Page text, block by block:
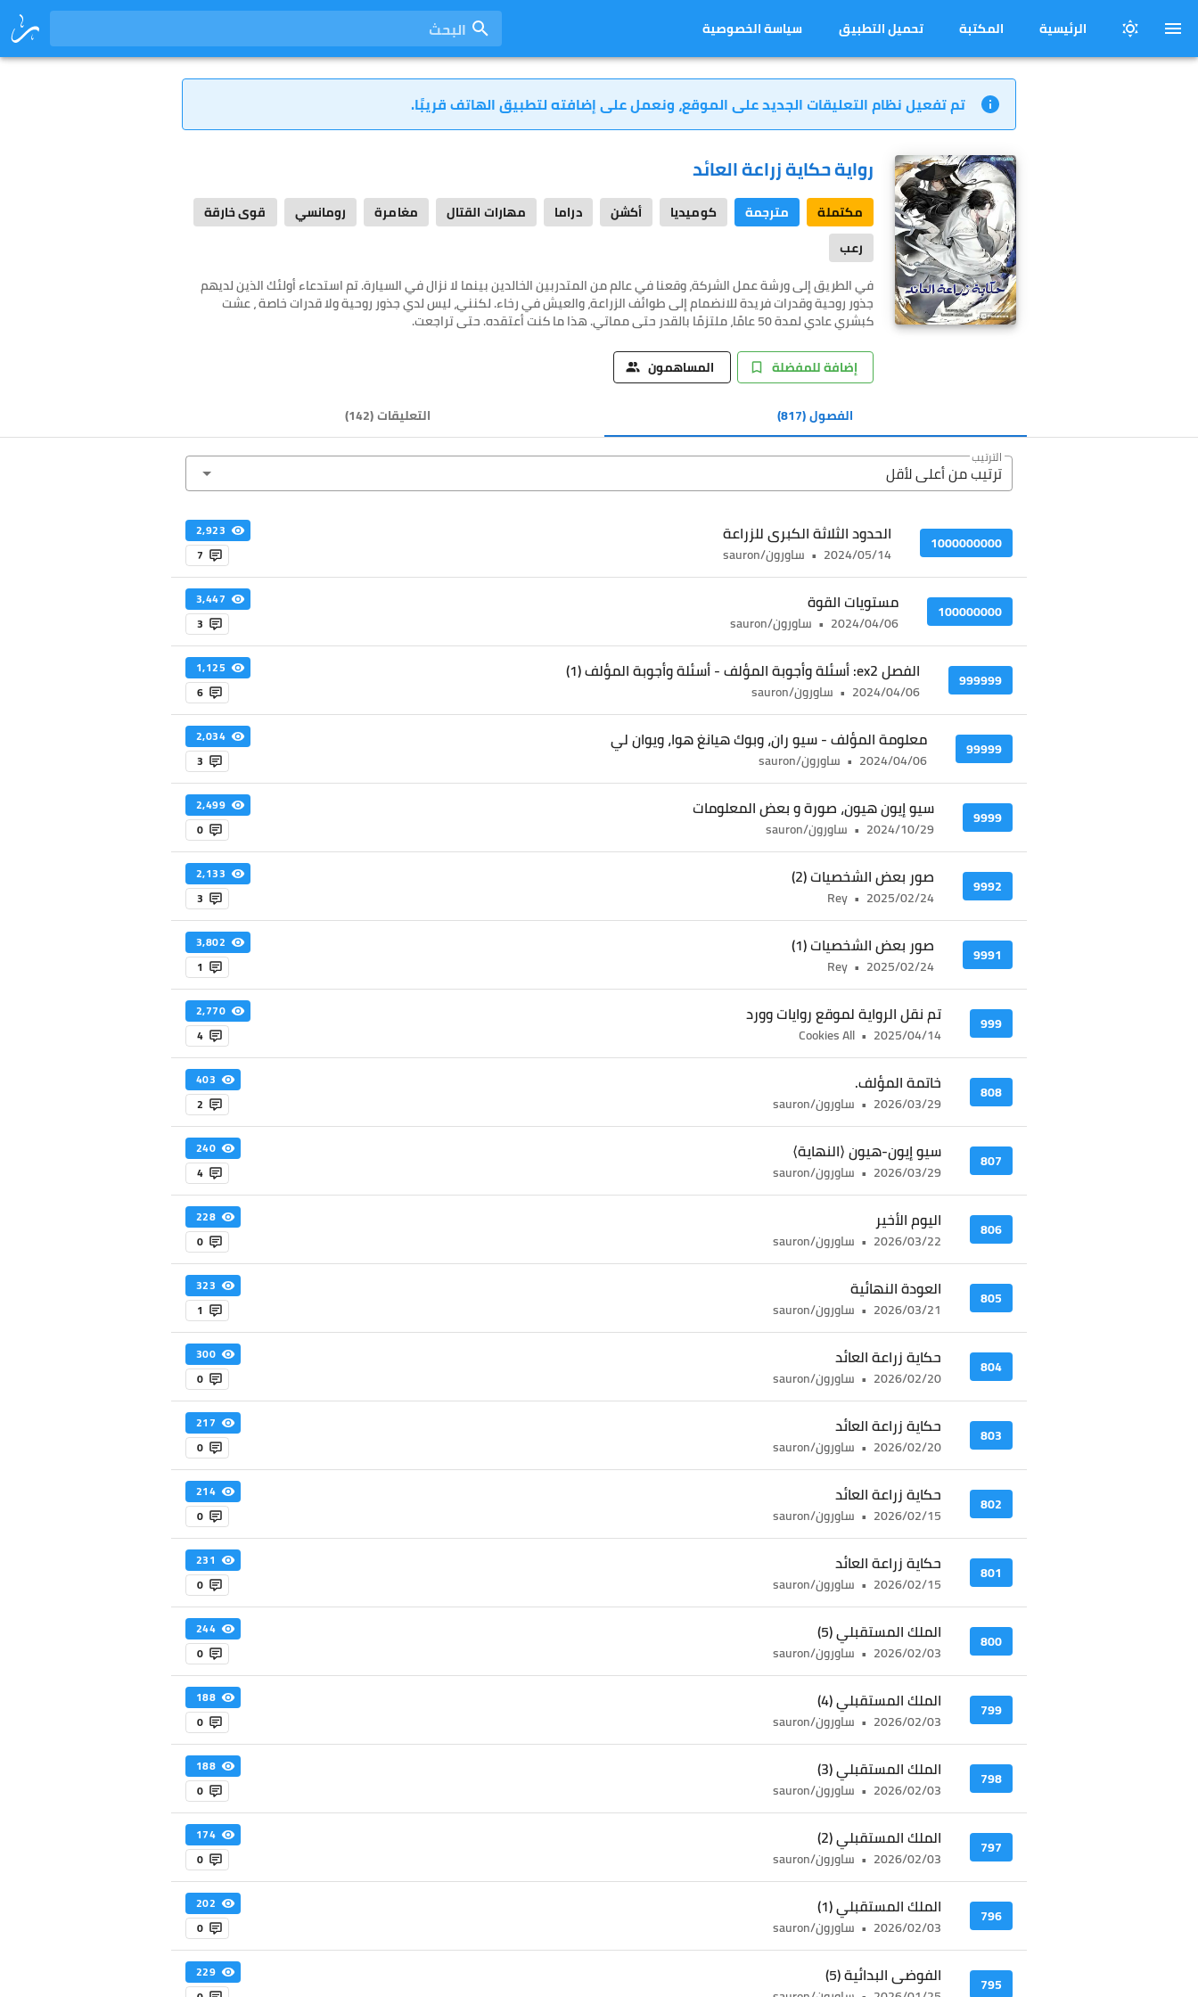
الرئيسية المكتبة تحميل التطبيق سياسة الخصوصية البحث
تم تفعيل نظام التعليقات الجديد على الموقع، ونعمل على إضافته لتطبيق الهاتف قريبًا.
رواية حكاية زراعة العائد
مكتملة مترجمة كوميديا أكشن دراما مهارات القتال مغامرة رومانسي
قوى خارقة
رعب
في الطريق إلى ورشة عمل الشركة، وقعنا في عالم من المتدربين الخالدين بينما لا نزال في السيارة. تم استدعاء أولئك الذين لديهم
جذور روحية وقدرات فريدة للانضمام إلى طوائف الزراعة، والعيش في رخاء. لكنني، ليس لدي جذور روحية ولا قدرات خاصة ، عشت
كبشري عادي لمدة 50 عامًا، ملتزمًا بالقدر حتى مماتي. هذا ما كنت أعتقده. حتى تراجعت.
إضافة للمفضلة
المساهمون
الفصول(817) التعليقات(
142
)
الترتيب
ترتيب من أعلى ﻷقل
1000000000 الحدود الثلاثة الكبرى للزراعة
2024/05/14
• ساورون/sauron
2,923
7
100000000 مستويات القوة
2024/04/06
• ساورون/sauron
3,447
3
999999 الفصل ex2: أسئلة وأجوبة المؤلف - أسئلة وأجوبة المؤلف (1)
2024/04/06
• ساورون/sauron
1,125
6
99999 معلومة المؤلف - سيو ران، وبوك هيانغ هوا، ويوان لي
2024/04/06
• ساورون/sauron
2,034
3
9999 سيو إيون هيون، صورة و بعض المعلومات
2024/10/29
• ساورون/sauron
2,499
0
9992 صور بعض الشخصيات (2)
2025/02/24
•
Rey
2,133
3
9991 صور بعض الشخصيات (1)
2025/02/24
•
Rey
3,802
1
999 تم نقل الرواية لموقع روايات وورد
2025/04/14
•
Cookies All
2,770
4
808 خاتمة المؤلف.
2026/03/29
• ساورون/sauron
403
2
807 سيو إيون-هيون ⟨النهاية⟩
2026/03/29
• ساورون/sauron
240
4
806 اليوم الأخير
2026/03/22
• ساورون/sauron
228
0
805 العودة النهائية
2026/03/21
• ساورون/sauron
323
1
804 حكاية زراعة العائد
2026/02/20
• ساورون/sauron
300
0
803 حكاية زراعة العائد
2026/02/20
• ساورون/sauron
217
0
802 حكاية زراعة العائد
2026/02/15
• ساورون/sauron
214
0
801 حكاية زراعة العائد
2026/02/15
• ساورون/sauron
231
0
800 الملك المستقبلي (5)
2026/02/03
• ساورون/sauron
244
0
799 الملك المستقبلي (4)
2026/02/03
• ساورون/sauron
188
0
798 الملك المستقبلي (3)
2026/02/03
• ساورون/sauron
188
0
797 الملك المستقبلي (2)
2026/02/03
• ساورون/sauron
174
0
796 الملك المستقبلي (1)
2026/02/03
• ساورون/sauron
202
0
795 الفوضى البدائية (5)
229